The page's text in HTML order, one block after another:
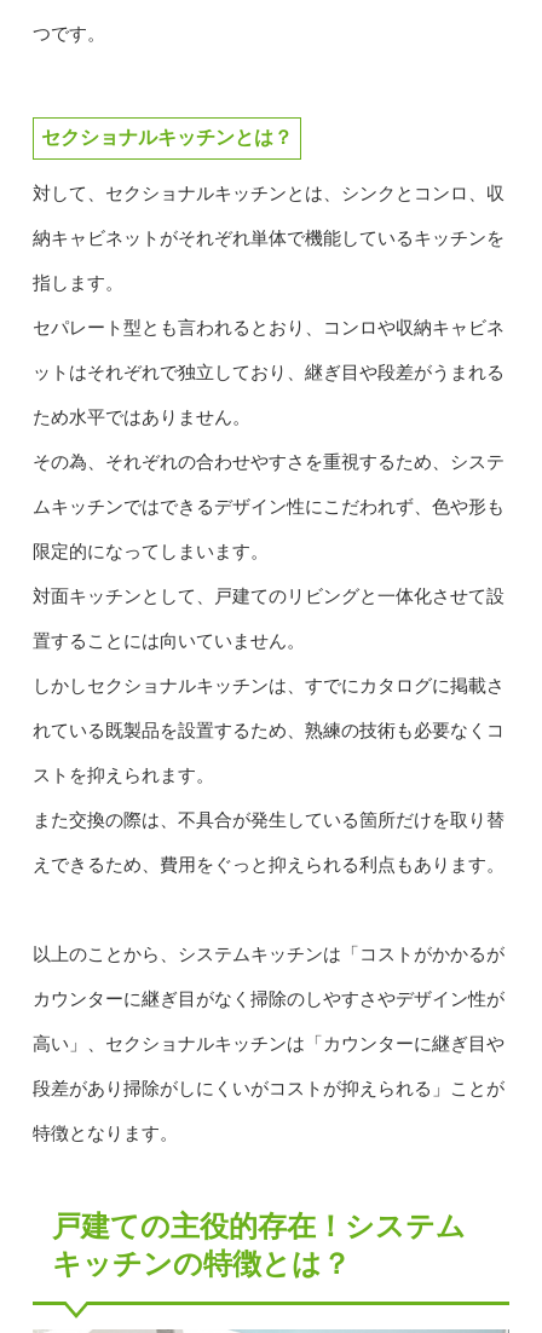
つです。
セクショナルキッチンとは？
対して、セクショナルキッチンとは、シンクとコンロ、収
納キャビネットがそれぞれ単体で機能しているキッチンを
指します。
セパレート型とも言われるとおり、コンロや収納キャビネ
ットはそれぞれで独立しており、継ぎ目や段差がうまれる
ため水平ではありません。
その為、それぞれの合わせやすさを重視するため、システ
ムキッチンではできるデザイン性にこだわれず、色や形も
限定的になってしまいます。
対面キッチンとして、戸建てのリビングと一体化させて設
置することには向いていません。
しかしセクショナルキッチンは、すでにカタログに掲載さ
れている既製品を設置するため、熟練の技術も必要なくコ
ストを抑えられます。
また交換の際は、不具合が発生している箇所だけを取り替
えできるため、費用をぐっと抑えられる利点もあります。
以上のことから、システムキッチンは「コストがかかるが
カウンターに継ぎ目がなく掃除のしやすさやデザイン性が
高い」、セクショナルキッチンは「カウンターに継ぎ目や
段差があり掃除がしにくいがコストが抑えられる」ことが
特徴となります。
戸建ての主役的存在！システム
キッチンの特徴とは？